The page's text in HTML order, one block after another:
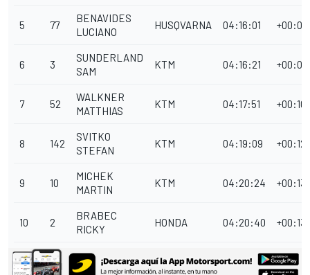
5 77
BENAVIDES
LUCIANO
HUSQVARNA 04:16:01
6 3
SUNDERLAND
SAM
KTM 04:16:21
7 52
WALKNER
MATTHIAS
KTM 04:17:51
8 142
SVITKO
STEFAN
KTM 04:19:09
9 10
MICHEK
MARTIN
KTM 04:20:24
10 2
BRABEC
RICKY
HONDA 04:20:40